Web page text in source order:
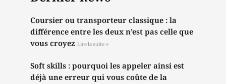
Coursier ou transporteur classique : la
différence entre les deux n’est pas celle que
vous croyez Lire la suite »
Soft skills : pourquoi les appeler ainsi est
déjà une erreur qui vous coûte de la